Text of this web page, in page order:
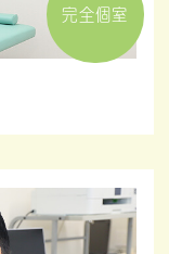
完全個室